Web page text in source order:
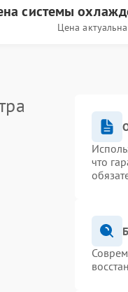
системы
Цена
что